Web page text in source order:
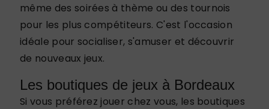
même des soirées à thème ou des tournois
pour les plus compétiteurs. C'est l'occasion
idéale pour socialiser, s'amuser et découvrir
de nouveaux jeux.
Les boutiques de jeux à Bordeaux
Si vous préférez jouer chez vous, les boutiques